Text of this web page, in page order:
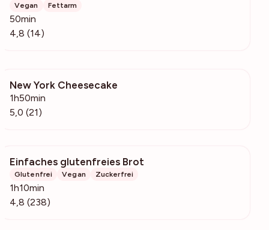
Vegan Fettarm
50min
4,8 (14)
New York Cheesecake
1h50min
5,0 (21)
Einfaches glutenfreies Brot
Glutenfrei Vegan Zuckerfrei
1h10min
4,8 (238)